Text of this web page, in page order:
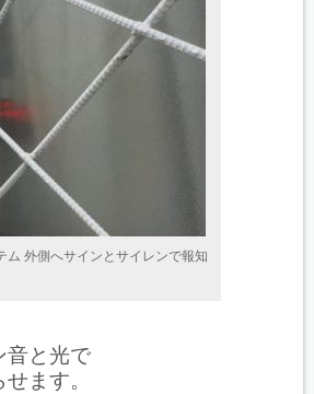
ム 外側へサインとサイレンで報知
音と光で
ます。